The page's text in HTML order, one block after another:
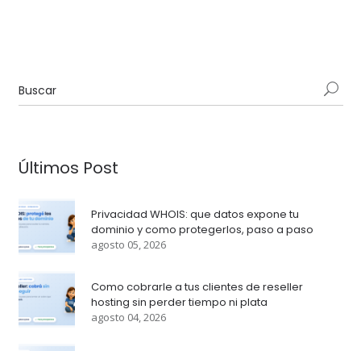
Últimos Post
Privacidad WHOIS: que datos expone tu
dominio y como protegerlos, paso a paso
agosto 05, 2026
Como cobrarle a tus clientes de reseller
hosting sin perder tiempo ni plata
agosto 04, 2026